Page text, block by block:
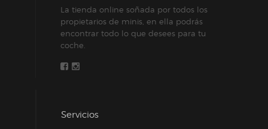
La tienda online soñada por todos los
propietarios de minis, en ella podrás
encontrar todo lo que desees para tu
coche.
Servicios